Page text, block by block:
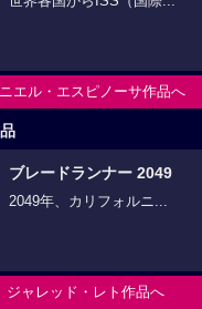
エル・エスピノーサ作品へ
ブレードランナー 2049
2049年、カリフォルニ...
ジャレッド・レト作品へ